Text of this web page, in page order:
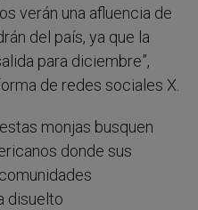
verán una afluencia de
del país, ya que la
para diciembre”,
de redes sociales X.
monjas busquen
donde sus
disuelto